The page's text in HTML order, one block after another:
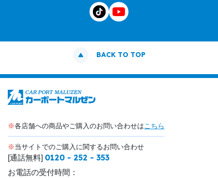
BACK TO TOP
※各店舗への商品やご購入のお問い合わせはこちら
※当サイトでのご購入に関するお問い合わせ
[通話無料] 0120 - 252 - 353
お電話の受付時間：